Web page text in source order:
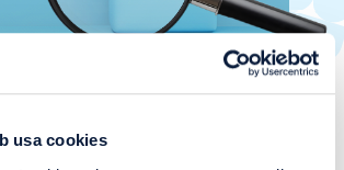
usa cookies